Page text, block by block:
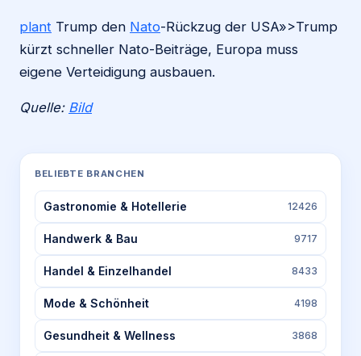
plant Trump den Nato-Rückzug der USA»>Trump
kürzt schneller Nato-Beiträge, Europa muss
eigene Verteidigung ausbauen.
Quelle: Bild
BELIEBTE BRANCHEN
Gastronomie & Hotellerie 12426
Handwerk & Bau 9717
Handel & Einzelhandel 8433
Mode & Schönheit 4198
Gesundheit & Wellness 3868